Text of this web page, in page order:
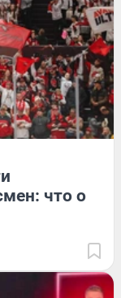
что о